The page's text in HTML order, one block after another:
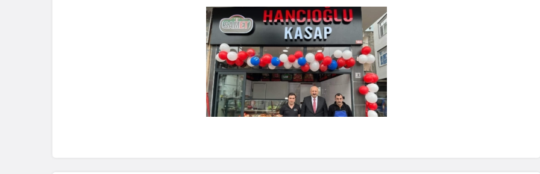
Araklı Haberleri
İpekçioğlu Ailesinin Acı
Kaybı